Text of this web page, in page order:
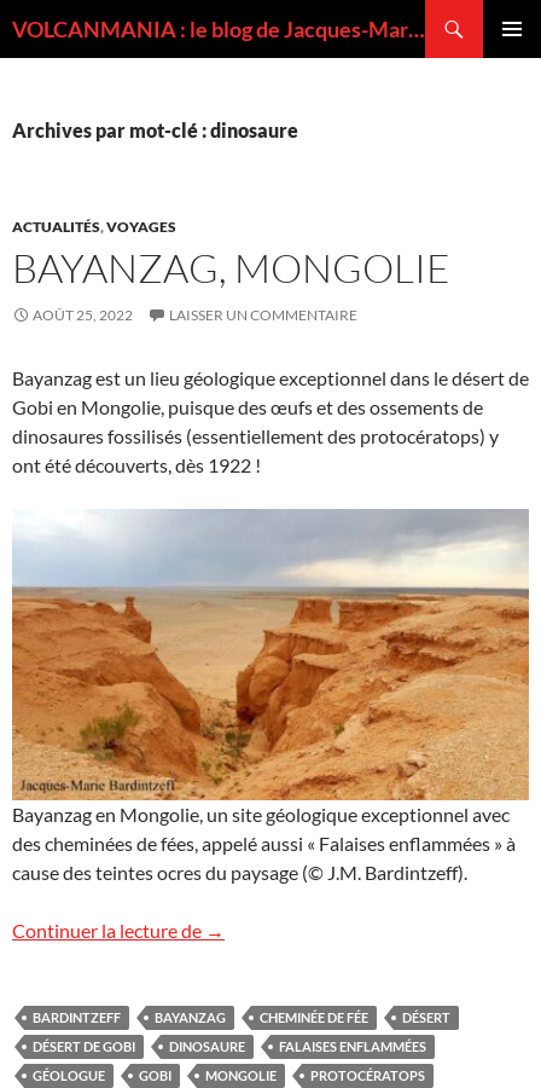
VOLCANMANIA : le blog de Jacques-Marie BARDINTZEFF, volcanologue
Archives par mot-clé : dinosaure
ACTUALITÉS,VOYAGES
BAYANZAG, MONGOLIE
AOÛT 25, 2022 LAISSER UN COMMENTAIRE
Bayanzag est un lieu géologique exceptionnel dans le désert de
Gobi en Mongolie, puisque des œufs et des ossements de
dinosaures fossilisés (essentiellement des protocératops) y
ont été découverts, dès 1922 !
Bayanzag en Mongolie, un site géologique exceptionnel avec
des cheminées de fées, appelé aussi « Falaises enflammées » à
cause des teintes ocres du paysage (© J.M. Bardintzeff).
Continuer la lecture de Bayanzag, Mongolie
→
BARDINTZEFF BAYANZAG CHEMINÉE DE FÉE
DÉSERT
DÉSERT DE GOBI
DINOSAURE
FALAISES ENFLAMMÉES
GÉOLOGUE
GOBI MONGOLIE
PROTOCÉRATOPS